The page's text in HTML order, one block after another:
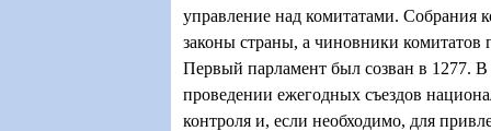
управление над комитатами. Собрания
законы страны, а чиновники комитатов
Первый парламент был созван в 1277.
проведении ежегодных съездов
контроля и, если необходимо, для